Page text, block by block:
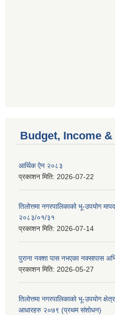
Budget, Income
आर्थिक ऐन २०८३
प्रकाशन मिति: 2026-07-22
तिलोत्तमा नगरपालिकाको भू-उपयोग
२०८३/०१/३१
प्रकाशन मिति: 2026-07-14
पुराना नक्शा पास नभएका नक्सापास
प्रकाशन मिति: 2026-05-27
तिलोत्तमा नगरपालिकाको भू-उपयोग
आधारहरु २०७९ (प्रथम संशोधन)